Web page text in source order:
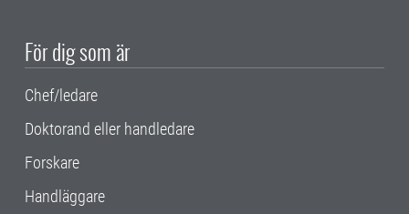
För dig som är
Chef/ledare
Doktorand eller handledare
Forskare
Handläggare